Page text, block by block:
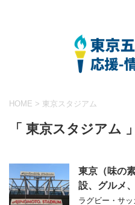
HOME > 東京スタジアム
「 東京スタジアム
東京（味の
設、グルメ
ラグビー・サ